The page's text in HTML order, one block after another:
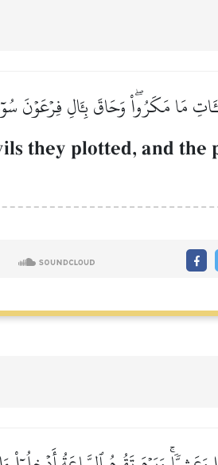
مَا مَكَرُواْۖ وَحَاقَ بِـَٔالِ فِرۡعَوۡنَ
they plotted, and the